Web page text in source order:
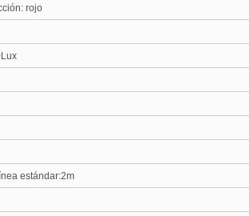
rojo
estándar:2m